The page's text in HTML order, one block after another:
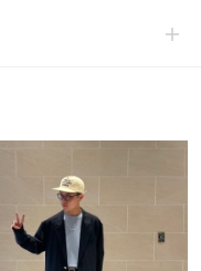
如實際商品有色差之情
& EXCITING"的主題詮